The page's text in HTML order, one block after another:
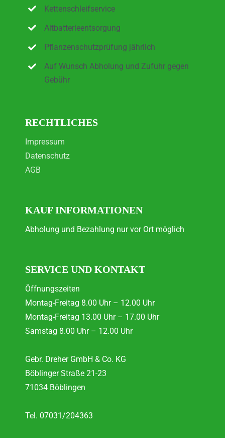
Kettenschleifservice
Altbatterieentsorgung
Pflanzenschutzprüfung jährlich
Auf Wunsch Abholung und Zufuhr gegen
Gebühr
RECHTLICHES
Impressum
Datenschutz
AGB
KAUF INFORMATIONEN
Abholung und Bezahlung nur vor Ort möglich
SERVICE UND KONTAKT
Öffnungszeiten
Montag-Freitag 8.00 Uhr – 12.00 Uhr
Montag-Freitag 13.00 Uhr – 17.00 Uhr
Samstag 8.00 Uhr – 12.00 Uhr
Gebr. Dreher GmbH & Co. KG
Böblinger Straße 21-23
71034 Böblingen
Tel. 07031/204363